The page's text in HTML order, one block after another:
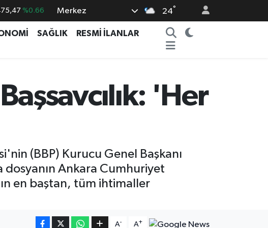
%0.66
%0.05
13.703 %11
Merkez 24°
SAĞLIK
RESMİ İLANLAR
'Her
(BBP) Kurucu Genel Başkanı
dosyanın Ankara Cumhuriyet
en baştan, tüm ihtimaller
A- A+